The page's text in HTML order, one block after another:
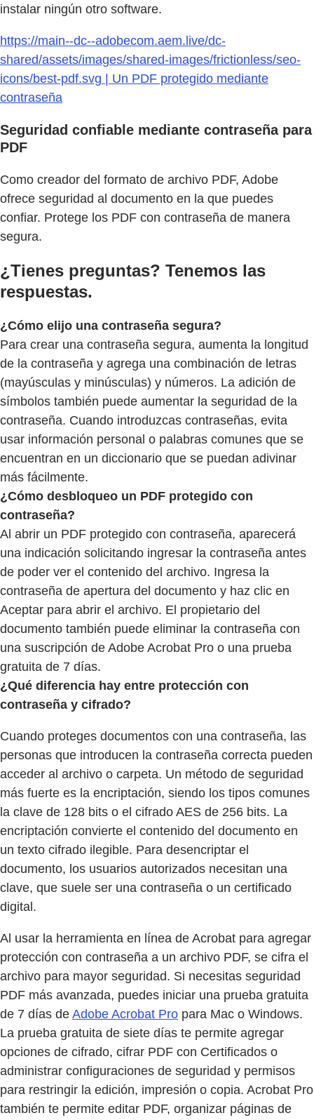
instalar ningún otro software.
https://main--dc--adobecom.aem.live/dc-
shared/assets/images/shared-images/frictionless/seo-
icons/best-pdf.svg | Un PDF protegido mediante
contraseña
Seguridad confiable mediante contraseña para
PDF
Como creador del formato de archivo PDF, Adobe
ofrece seguridad al documento en la que puedes
confiar. Protege los PDF con contraseña de manera
segura.
¿Tienes preguntas? Tenemos las
respuestas.
¿Cómo elijo una contraseña segura?
Para crear una contraseña segura, aumenta la longitud
de la contraseña y agrega una combinación de letras
(mayúsculas y minúsculas) y números. La adición de
símbolos también puede aumentar la seguridad de la
contraseña. Cuando introduzcas contraseñas, evita
usar información personal o palabras comunes que se
encuentran en un diccionario que se puedan adivinar
más fácilmente.
¿Cómo desbloqueo un PDF protegido con
contraseña?
Al abrir un PDF protegido con contraseña, aparecerá
una indicación solicitando ingresar la contraseña antes
de poder ver el contenido del archivo. Ingresa la
contraseña de apertura del documento y haz clic en
Aceptar para abrir el archivo. El propietario del
documento también puede eliminar la contraseña con
una suscripción de Adobe Acrobat Pro o una prueba
gratuita de 7 días.
¿Qué diferencia hay entre protección con
contraseña y cifrado?
Cuando proteges documentos con una contraseña, las
personas que introducen la contraseña correcta pueden
acceder al archivo o carpeta. Un método de seguridad
más fuerte es la encriptación, siendo los tipos comunes
la clave de 128 bits o el cifrado AES de 256 bits. La
encriptación convierte el contenido del documento en
un texto cifrado ilegible. Para desencriptar el
documento, los usuarios autorizados necesitan una
clave, que suele ser una contraseña o un certificado
digital.
Al usar la herramienta en línea de Acrobat para agregar
protección con contraseña a un archivo PDF, se cifra el
archivo para mayor seguridad. Si necesitas seguridad
PDF más avanzada, puedes iniciar una prueba gratuita
de 7 días de Adobe Acrobat Pro para Mac o Windows.
La prueba gratuita de siete días te permite agregar
opciones de cifrado, cifrar PDF con Certificados o
administrar configuraciones de seguridad y permisos
para restringir la edición, impresión o copia. Acrobat Pro
también te permite editar PDF, organizar páginas de